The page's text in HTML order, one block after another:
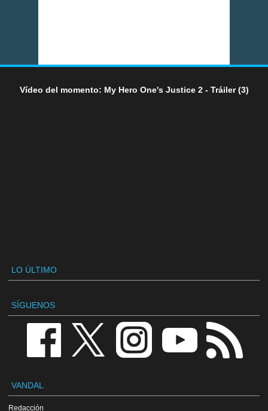
Vídeo del momento: My Hero One's Justice 2 - Tráiler (3)
LO ÚLTIMO
SÍGUENOS
VANDAL
Redacción